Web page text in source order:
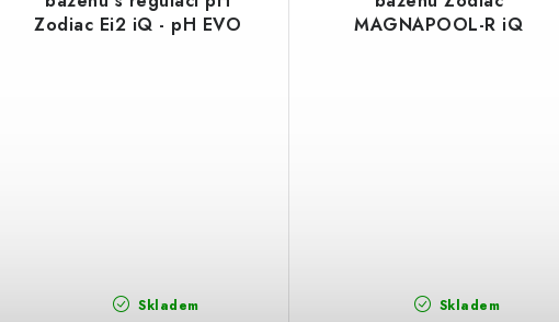
Zodiac Ei2 iQ - pH EVO
Skladem
MAGNAPOOL-R iQ
Skladem